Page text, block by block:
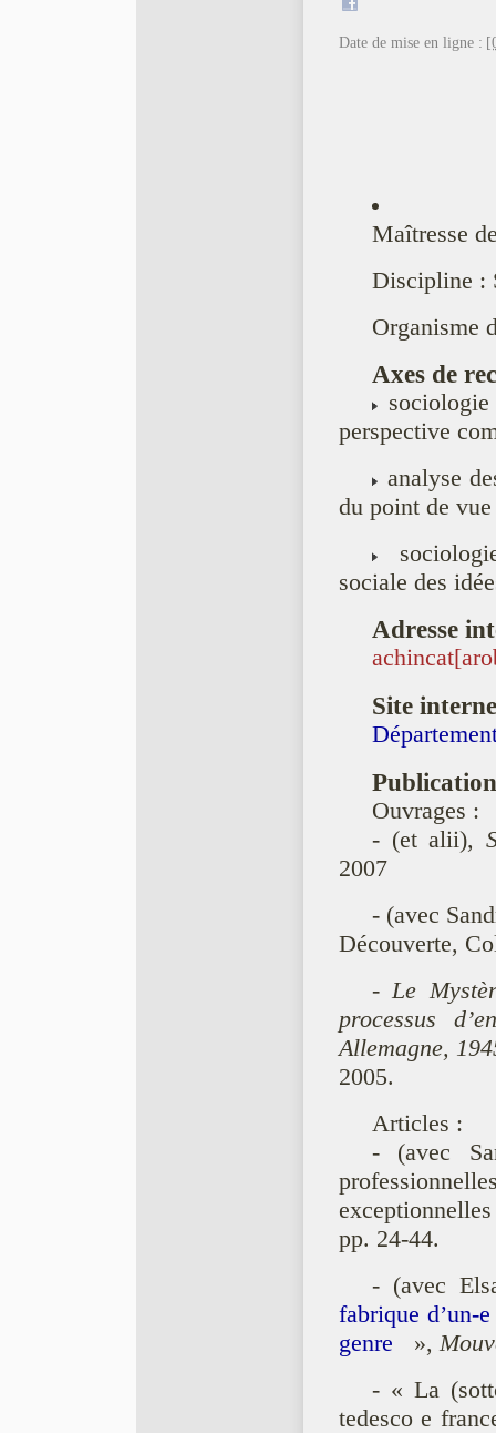
Date de mise en ligne :
Maîtresse
Discipline :
Organisme
Axes de
perspective
analyse
du point de
sociale des
Adresse
Site
Ouvrages :
- (et alii),
2007
- (avec
Découverte,
-Le
processus
Allemagne,
2005.
Articles :
- (avec
pp. 24-44.
- (avec
fabrique d’un-
genre
»,
- « La
tedesco e